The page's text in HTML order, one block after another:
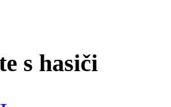
s hasiči